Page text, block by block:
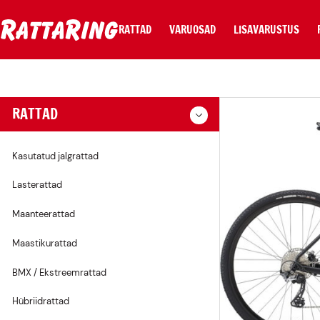
RATTAD
Maanteerattad
Ekstreemrattad
VARUOSAD
Pedaalid
Kassetid
Keskjooksud
LISAVARUSTUS
Pumbad
Tööriistad
Lastetoolid
Kingad
Trenazöörid
Muud lisad
Käepidemed
Sarved
Tuled
Tugijalad
RATTAD
Kasutatud jalgrattad
Lasterattad
Maanteerattad
Maastikurattad
BMX / Ekstreemrattad
Hübriidrattad